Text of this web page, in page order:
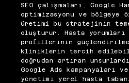
SEO çalışmaları, Google
optimizasyonu ve bölgeye
üretimi bu stratejinin
oluşturur. Hasta yorumları
profillerinin
kliniklerin tercih
doğrudan artıran
Google Ads kampanyaları
yönetimi yerel hasta